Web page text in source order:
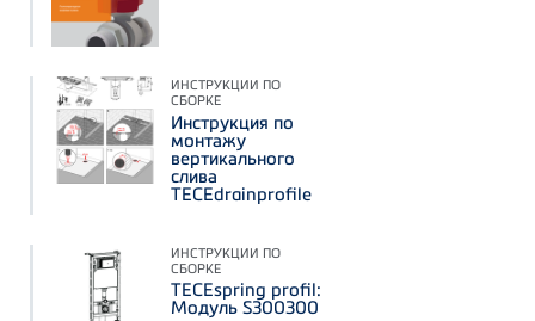
ИНСТРУКЦИИ ПО
СБОРКЕ
Инструкция по
монтажу
вертикального
слива
TECEdrainprofile
ИНСТРУКЦИИ ПО
СБОРКЕ
TECEspring profil:
Модуль S300300